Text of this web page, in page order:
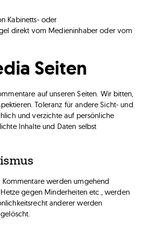
Kabinetts- oder
direkt vom Medieninhaber oder vom
Seiten
auf unseren Seiten. Wir bitten,
Toleranz für andere Sicht- und
und verzichte auf persönliche
Inhalte und Daten selbst
Kommentare werden umgehend
gegen Minderheiten etc., werden
anderer werden